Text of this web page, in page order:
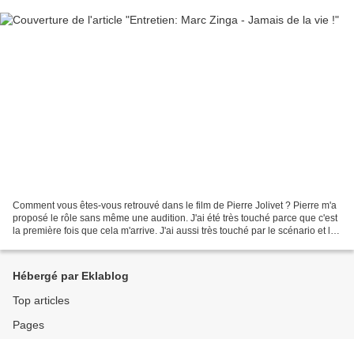
Comment vous êtes-vous retrouvé dans le film de Pierre Jolivet ? Pierre m'a
proposé le rôle sans même une audition. J'ai été très touché parce que c'est
la première fois que cela m'arrive. J'ai aussi très touché par le scénario et la
Hébergé par Eklablog
Top articles
Pages